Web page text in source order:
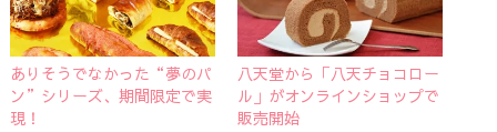
ありそうでなかった“夢のパ
ン”シリーズ、期間限定で実
現！
八天堂から「八天チョコロー
ル」がオンラインショップで
販売開始